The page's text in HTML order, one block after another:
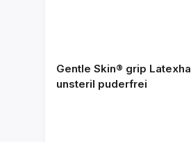
Gentle Skin® grip
unsteril puderfrei